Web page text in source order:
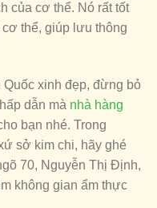
của cơ thể. Nó rất tốt
thể, giúp lưu thông
xinh đẹp, đừng bỏ
dẫn mà nhà hàng
bạn nhé. Trong
sở kim chi, hãy ghé
70, Nguyễn Thị Định,
không gian ẩm thực